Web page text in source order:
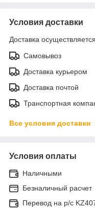
Условия доставки
Доставка
Самовывоз
Доставка курьером
Доставка почтой
Транспортная
Все условия доставки
Условия оплаты
Наличными
Безналичный расчет
Перевод на р/с